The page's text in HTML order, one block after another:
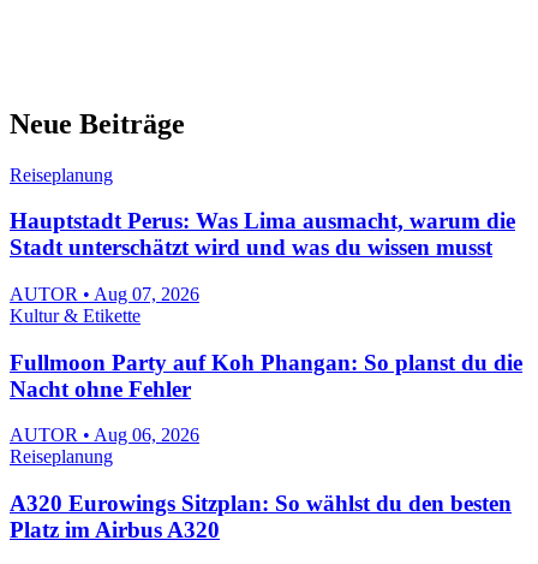
Neue Beiträge
Reiseplanung
Hauptstadt Perus: Was Lima ausmacht, warum die
Stadt unterschätzt wird und was du wissen musst
AUTOR • Aug 07, 2026
Kultur & Etikette
Fullmoon Party auf Koh Phangan: So planst du die
Nacht ohne Fehler
AUTOR • Aug 06, 2026
Reiseplanung
A320 Eurowings Sitzplan: So wählst du den besten
Platz im Airbus A320